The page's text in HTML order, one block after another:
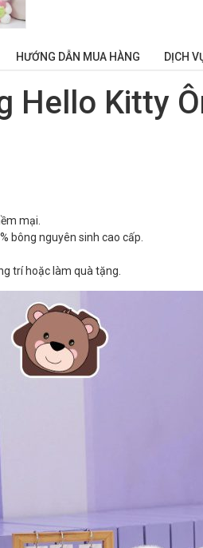
HƯỚNG DẪN MUA HÀNG DỊCH
Hello Kitty
mại.
bông nguyên sinh cao cấp.
trí hoặc làm quà tặng.